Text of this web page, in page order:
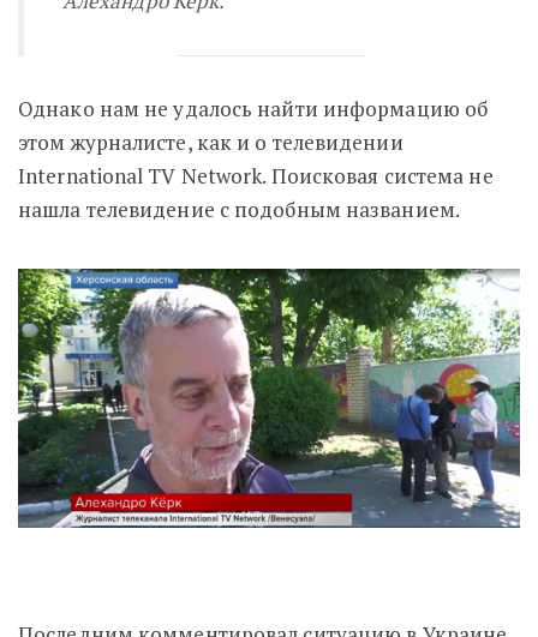
Однако нам не удалось найти информацию об
этом журналисте, как и о телевидении
International TV Network. Поисковая система не
нашла телевидение с подобным названием.